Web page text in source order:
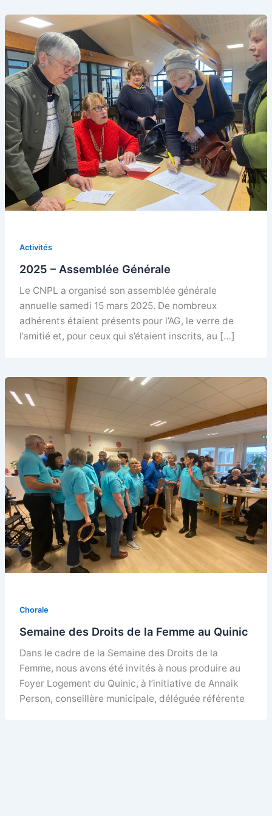
Activités
2025 – Assemblée Générale
Le CNPL a organisé son assemblée générale
annuelle samedi 15 mars 2025. De nombreux
adhérents étaient présents pour l’AG, le verre de
l’amitié et, pour ceux qui s’étaient inscrits, au […]
Chorale
Semaine des Droits de la Femme au Quinic
Dans le cadre de la Semaine des Droits de la
Femme, nous avons été invités à nous produire au
Foyer Logement du Quinic, à l’initiative de Annaik
Person, conseillère municipale, déléguée référente